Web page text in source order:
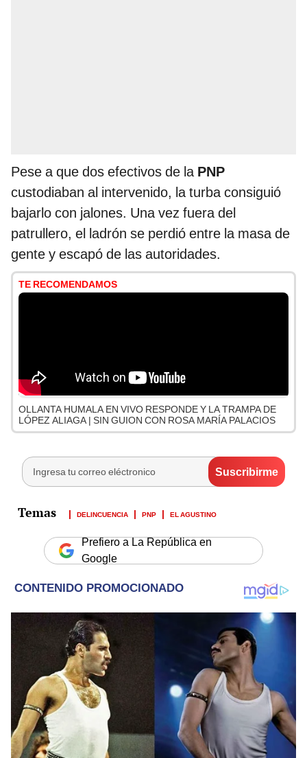
Pese a que dos efectivos de la PNP
custodiaban al intervenido, la turba consiguió
bajarlo con jalones. Una vez fuera del
patrullero, el ladrón se perdió entre la masa de
gente y escapó de las autoridades.
TE RECOMENDAMOS
OLLANTA HUMALA EN VIVO RESPONDE Y LA TRAMPA DE
LÓPEZ ALIAGA | SIN GUION CON ROSA MARÍA PALACIOS
DELINCUENCIA PNP EL AGUSTINO
Prefiero a La República en
Google